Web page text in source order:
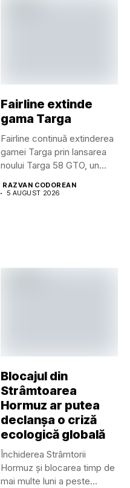
Fairline extinde
gama Targa
Fairline continuă extinderea
gamei Targa prin lansarea
noului Targa 58 GTO, un...
RAZVAN CODOREAN
5 AUGUST 2026
Blocajul din
Strâmtoarea
Hormuz ar putea
declanșa o criză
ecologică globală
Închiderea Strâmtorii
Hormuz și blocarea timp de
mai multe luni a peste...